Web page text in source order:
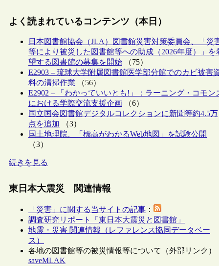
よく読まれているコンテンツ（本日）
日本図書館協会（JLA）図書館災害対策委員会、「災
等により被災した図書館等への助成（2026年度）」を
望する図書館の募集を開始 （75）
E2903 – 琉球大学附属図書館医学部分館でのカビ被害
料の清掃作業 （56）
E2902 – 「わかっていいとも!」：ラーニング・コモン
における学際交流支援企画 （6）
国立国会図書館デジタルコレクションに新聞等約4.5万
点を追加 （3）
国土地理院、「標高がわかるWeb地図」を試験公開
（3）
続きを見る
東日本大震災 関連情報
「災害」に関する当サイトの記事 ：
調査研究リポート「東日本大震災と図書館」
地震・災害 関連情報（レファレンス協同データベー
ス）
各地の図書館等の被災情報等について（外部リンク）
saveMLAK